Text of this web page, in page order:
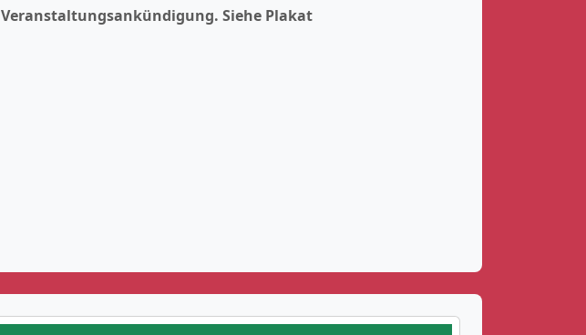
Veranstaltungsankündigung. Siehe Plakat